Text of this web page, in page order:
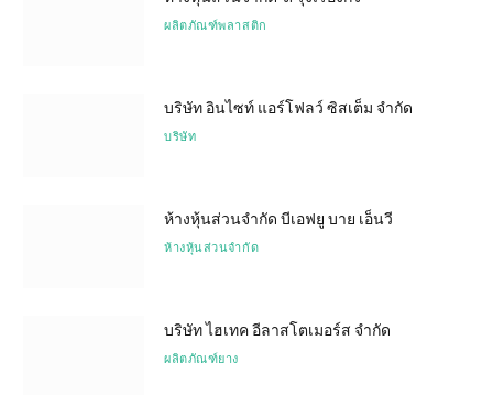
ผลิตภัณฑ์พลาสติก
บริษัท อินไซท์ แอร์โฟลว์ ซิสเต็ม จำกัด
บริษัท
ห้างหุ้นส่วนจำกัด บีเอฟยู บาย เอ็นวี
ห้างหุ้นส่วนจำกัด
บริษัท ไฮเทค อีลาสโตเมอร์ส จำกัด
ผลิตภัณฑ์ยาง